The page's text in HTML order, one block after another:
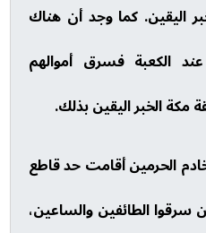
اليقين. كما وجد أن هناك
الكعبة فسرق أموالهم
الخبر اليقين بذلك.
الحرمين أقامت حد قاطع
سرقوا الطائفين والساعين،